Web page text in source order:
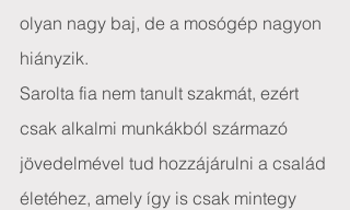
olyan nagy baj, de a mosógép nagyon
hiányzik.
Sarolta fia nem tanult szakmát, ezért
csak alkalmi munkákból származó
jövedelmével tud hozzájárulni a család
életéhez, amely így is csak mintegy